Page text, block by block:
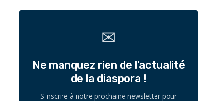
✉
Ne manquez rien de l'actualité
de la diaspora !
S'inscrire à notre prochaine newsletter pour